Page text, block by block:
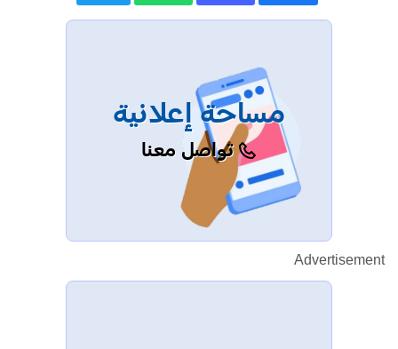
مساحة إعلانية
تواصل معنا
Advertisement